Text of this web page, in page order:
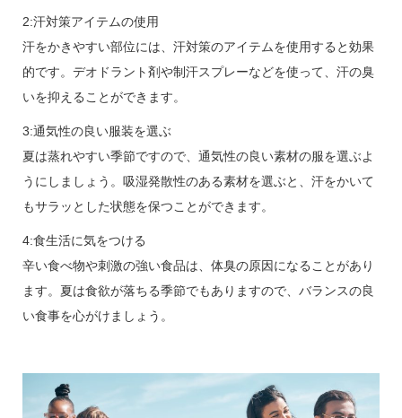
2:汗対策アイテムの使用
汗をかきやすい部位には、汗対策のアイテムを使用すると効果
的です。デオドラント剤や制汗スプレーなどを使って、汗の臭
いを抑えることができます。
3:通気性の良い服装を選ぶ
夏は蒸れやすい季節ですので、通気性の良い素材の服を選ぶよ
うにしましょう。吸湿発散性のある素材を選ぶと、汗をかいて
もサラッとした状態を保つことができます。
4:食生活に気をつける
辛い食べ物や刺激の強い食品は、体臭の原因になることがあり
ます。夏は食欲が落ちる季節でもありますので、バランスの良
い食事を心がけましょう。